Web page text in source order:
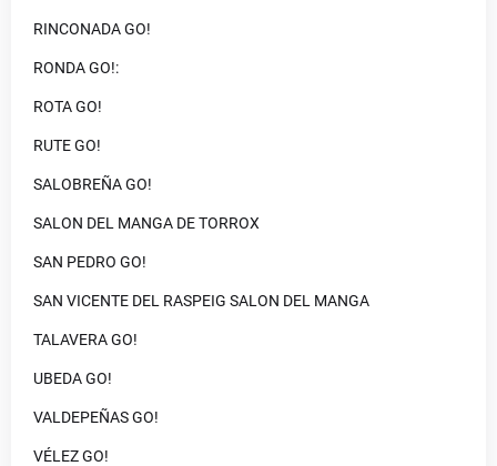
RINCONADA GO!
RONDA GO!:
ROTA GO!
RUTE GO!
SALOBREÑA GO!
SALON DEL MANGA DE TORROX
SAN PEDRO GO!
SAN VICENTE DEL RASPEIG SALON DEL MANGA
TALAVERA GO!
UBEDA GO!
VALDEPEÑAS GO!
VÉLEZ GO!